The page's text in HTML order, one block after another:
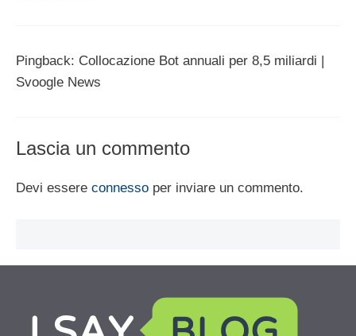
Pingback: Collocazione Bot annuali per 8,5 miliardi |
Svoogle News
Lascia un commento
Devi essere connesso per inviare un commento.